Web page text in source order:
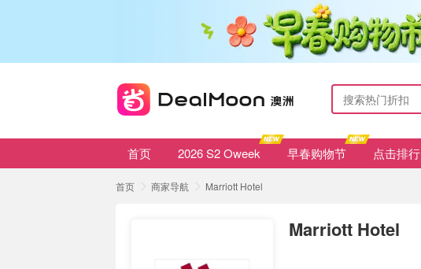
首页 2026 S2 Oweek 早春购物节 点击排行
首页 商家导航 Marriott Hotel
Marriott Hotel